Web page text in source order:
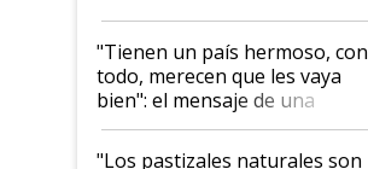
"Tienen un país hermoso, con
todo, merecen que les vaya
bien": el mensaje de una
ganadera uruguaya sobre las
oportunidades que se abren
"Los pastizales naturales son